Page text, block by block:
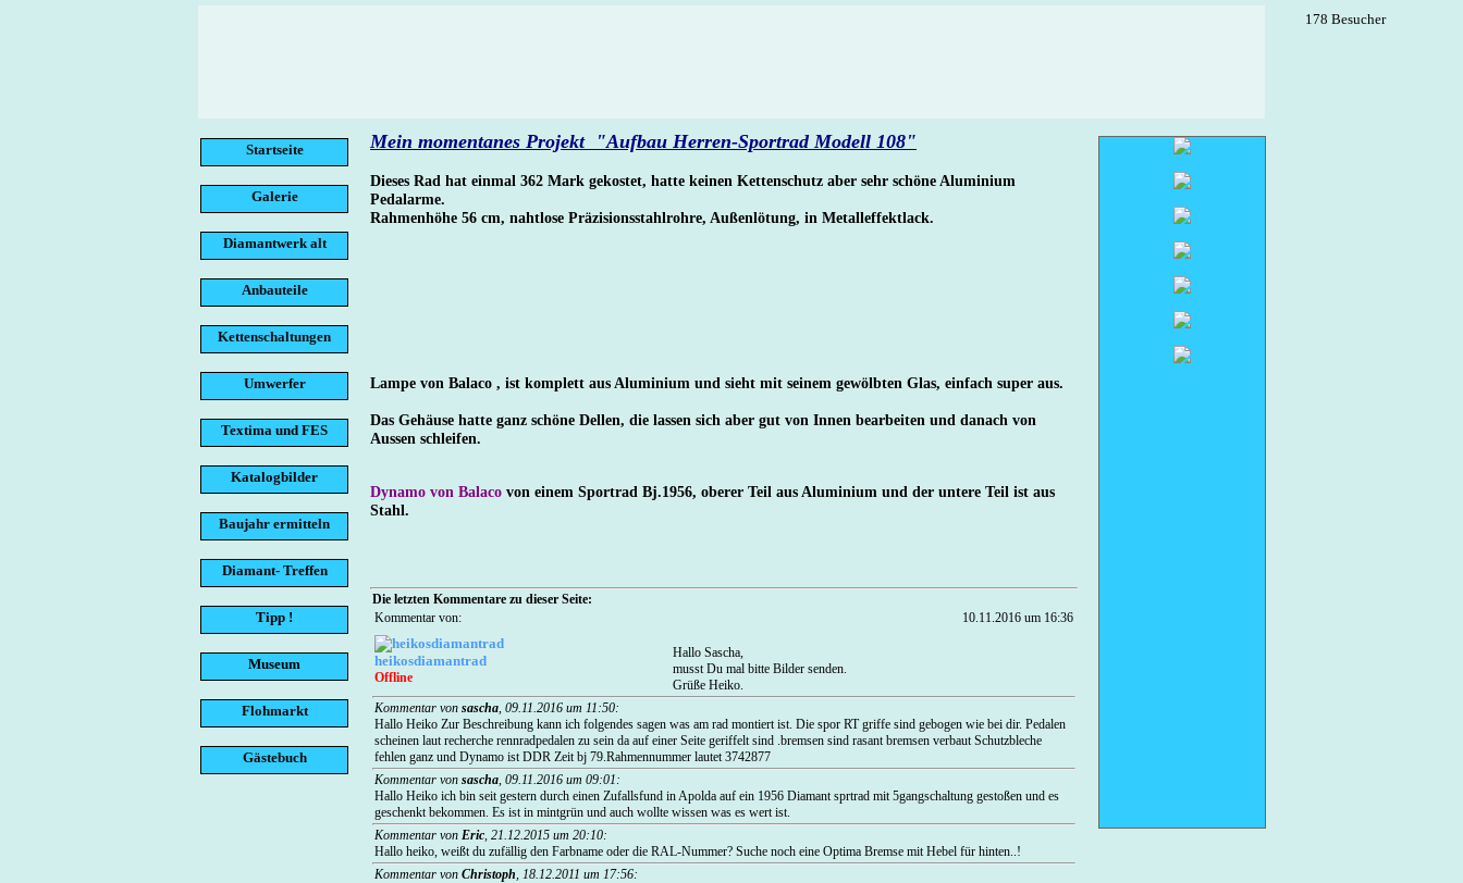
Startseite
Galerie
Diamantwerk alt
Anbauteile
Kettenschaltungen
Umwerfer
Textima und FES
Katalogbilder
Baujahr ermitteln
Diamant- Treffen
Tipp !
Museum
Flohmarkt
Gästebuch
Mein momentanes Projekt "Aufbau Herren-Sportrad Modell 108"
Dieses Rad hat einmal 362 Mark gekostet, hatte keinen Kettenschutz aber sehr schöne Aluminium
Pedalarme.
Rahmenhöhe 56 cm, nahtlose Präzisionsstahlrohre, Außenlötung, in Metalleffektlack.
Lampe von Balaco , ist komplett aus Aluminium und sieht mit seinem gewölbten Glas, einfach super aus.
Das Gehäuse hatte ganz schöne Dellen, die lassen sich aber gut von Innen bearbeiten und danach von
Aussen schleifen.
Dynamo von Balaco von einem Sportrad Bj.1956, oberer Teil aus Aluminium und der untere Teil ist aus
Stahl.
Die letzten Kommentare zu dieser Seite:
Kommentar von:
10.11.2016 um 16:36
heikosdiamantrad
Offline
Hallo Sascha,
musst Du mal bitte Bilder senden.
Grüße Heiko.
Kommentar von sascha, 09.11.2016 um 11:50:
Hallo Heiko Zur Beschreibung kann ich folgendes sagen was am rad montiert ist. Die spor RT griffe sind gebogen wie bei dir. Pedalen
scheinen laut recherche rennradpedalen zu sein da auf einer Seite geriffelt sind .bremsen sind rasant bremsen verbaut Schutzbleche
fehlen ganz und Dynamo ist DDR Zeit bj 79.Rahmennummer lautet 3742877
Kommentar von sascha, 09.11.2016 um 09:01:
Hallo Heiko ich bin seit gestern durch einen Zufallsfund in Apolda auf ein 1956 Diamant sprtrad mit 5gangschaltung gestoßen und es
geschenkt bekommen. Es ist in mintgrün und auch wollte wissen was es wert ist.
Kommentar von Eric, 21.12.2015 um 20:10:
Hallo heiko, weißt du zufällig den Farbname oder die RAL-Nummer? Suche noch eine Optima Bremse mit Hebel für hinten..!
Kommentar von Christoph, 18.12.2011 um 17:56:
178 Besucher